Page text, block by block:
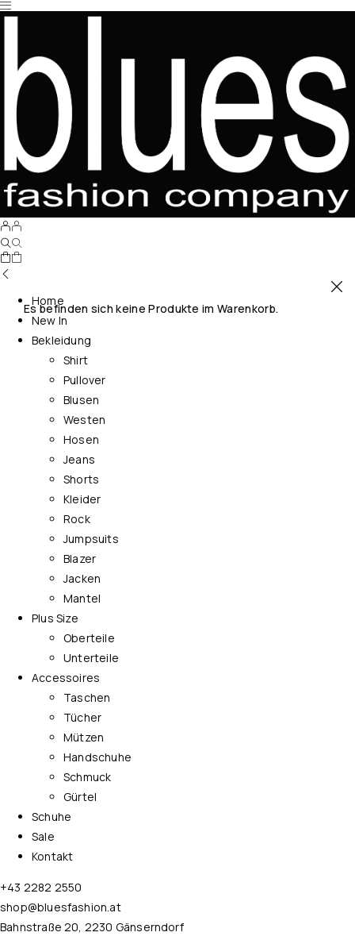
Es befinden sich keine Produkte im Warenkorb.
Home
New In
Bekleidung
Shirt
Pullover
Blusen
Westen
Hosen
Jeans
Shorts
Kleider
Rock
Jumpsuits
Blazer
Jacken
Mantel
Plus Size
Oberteile
Unterteile
Accessoires
Taschen
Tücher
Mützen
Handschuhe
Schmuck
Gürtel
Schuhe
Sale
Kontakt
+43 2282 2550
shop@bluesfashion.at
Bahnstraße 20, 2230 Gänserndorf